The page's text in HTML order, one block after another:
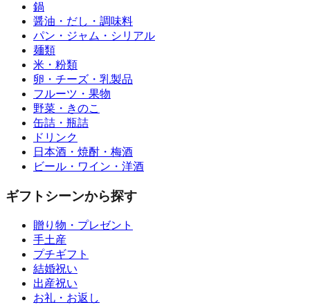
鍋
醤油・だし・調味料
パン・ジャム・シリアル
麺類
米・粉類
卵・チーズ・乳製品
フルーツ・果物
野菜・きのこ
缶詰・瓶詰
ドリンク
日本酒・焼酎・梅酒
ビール・ワイン・洋酒
ギフトシーンから探す
贈り物・プレゼント
手土産
プチギフト
結婚祝い
出産祝い
お礼・お返し